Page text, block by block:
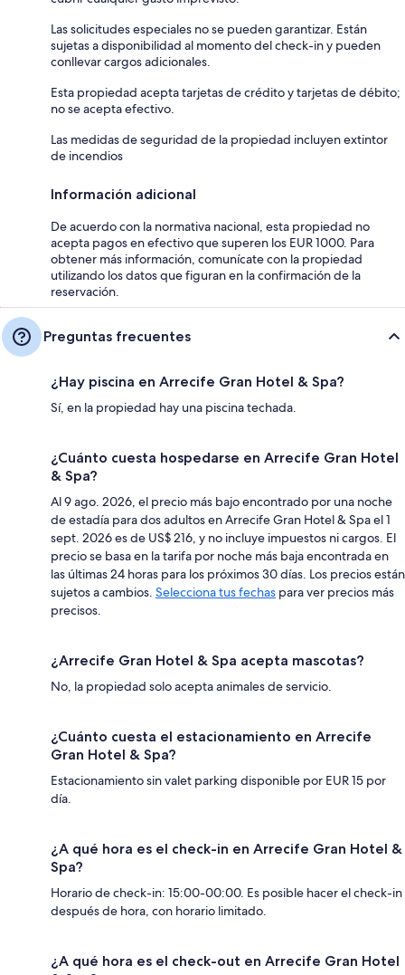
Las solicitudes especiales no se pueden garantizar. Están
sujetas a disponibilidad al momento del check-in y pueden
conllevar cargos adicionales.
Esta propiedad acepta tarjetas de crédito y tarjetas de débito;
no se acepta efectivo.
Las medidas de seguridad de la propiedad incluyen extintor
de incendios
Información adicional
De acuerdo con la normativa nacional, esta propiedad no
acepta pagos en efectivo que superen los EUR 1000. Para
obtener más información, comunícate con la propiedad
utilizando los datos que figuran en la confirmación de la
reservación.
Preguntas frecuentes
¿Hay piscina en Arrecife Gran Hotel & Spa?
Sí, en la propiedad hay una piscina techada.
¿Cuánto cuesta hospedarse en Arrecife Gran Hotel
& Spa?
Al 9 ago. 2026, el precio más bajo encontrado por una noche
de estadía para dos adultos en Arrecife Gran Hotel & Spa el 1
sept. 2026 es de US$ 216, y no incluye impuestos ni cargos. El
precio se basa en la tarifa por noche más baja encontrada en
las últimas 24 horas para los próximos 30 días. Los precios están
sujetos a cambios. Selecciona tus fechas para ver precios más
precisos.
¿Arrecife Gran Hotel & Spa acepta mascotas?
No, la propiedad solo acepta animales de servicio.
¿Cuánto cuesta el estacionamiento en Arrecife
Gran Hotel & Spa?
Estacionamiento sin valet parking disponible por EUR 15 por
día.
¿A qué hora es el check-in en Arrecife Gran Hotel &
Spa?
Horario de check-in: 15:00-00:00. Es posible hacer el check-in
después de hora, con horario limitado.
¿A qué hora es el check-out en Arrecife Gran Hotel